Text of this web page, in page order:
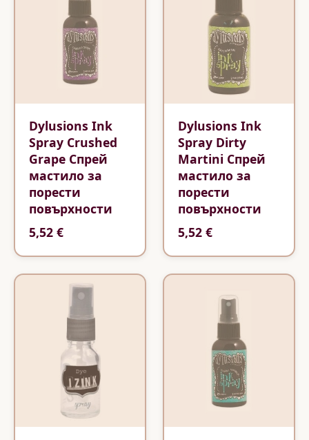
Dylusions Ink
Spray Crushed
Grape Спрей
мастило за
порести
повърхности
5,52 €
Dylusions Ink
Spray Dirty
Martini Спрей
мастило за
порести
повърхности
5,52 €